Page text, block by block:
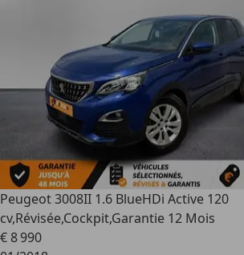
Peugeot 3008II 1.6 BlueHDi Active 120
cv,Révisée,Cockpit,Garantie 12 Mois
€ 8 990